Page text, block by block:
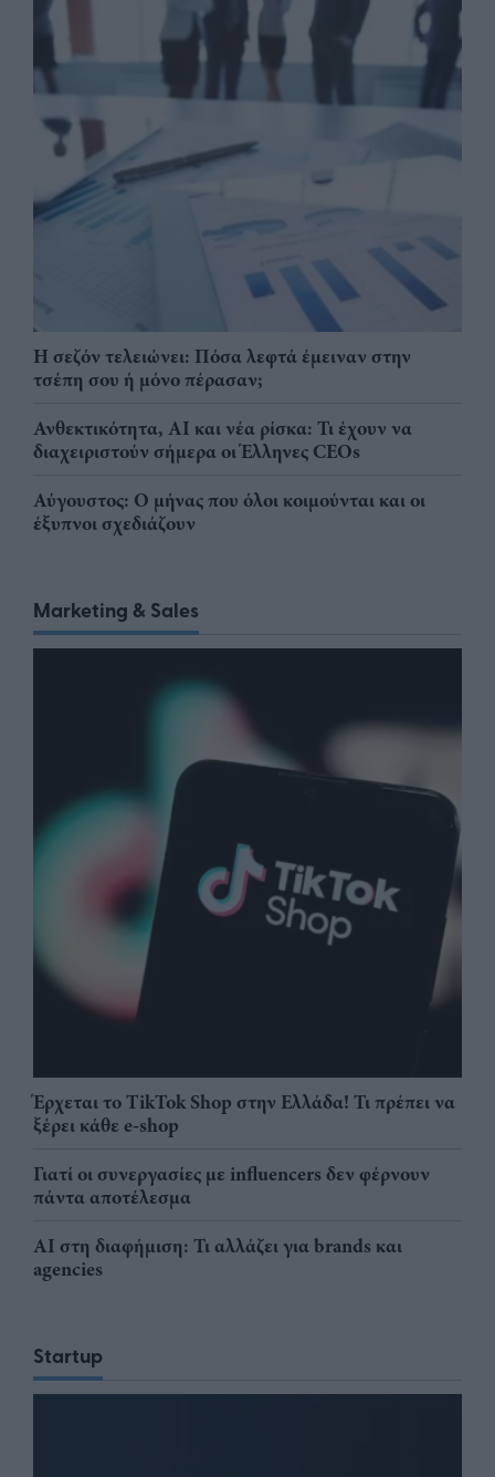
Η σεζόν τελειώνει: Πόσα λεφτά έμειναν στην
τσέπη σου ή μόνο πέρασαν;
Ανθεκτικότητα, AI και νέα ρίσκα: Τι έχουν να
διαχειριστούν σήμερα οι Έλληνες CEOs
Αύγουστος: Ο μήνας που όλοι κοιμούνται και οι
έξυπνοι σχεδιάζουν
Marketing & Sales
Έρχεται το TikTok Shop στην Ελλάδα! Τι πρέπει να
ξέρει κάθε e-shop
Γιατί οι συνεργασίες με influencers δεν φέρνουν
πάντα αποτέλεσμα
AI στη διαφήμιση: Τι αλλάζει για brands και
agencies
Startup